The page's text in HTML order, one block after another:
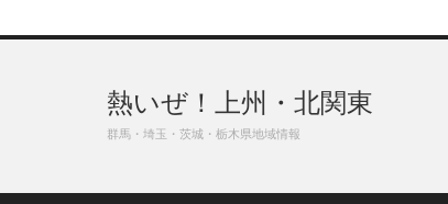
熱いぜ！上州・北関東
群馬・埼玉・茨城・栃木県地域情報